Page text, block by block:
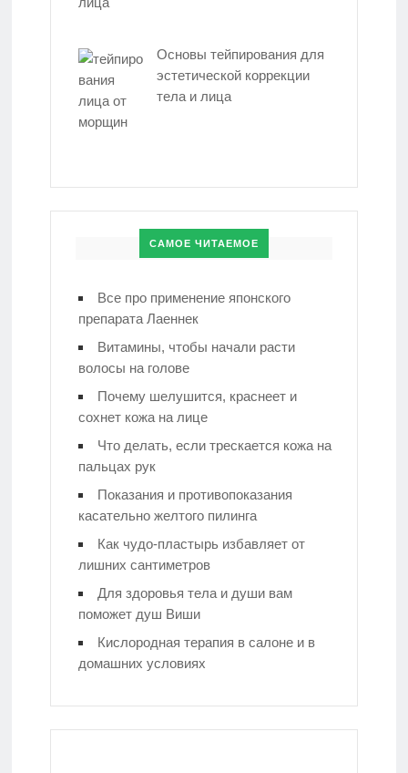
Основы тейпирования для
эстетической коррекции
тела и лица
САМОЕ ЧИТАЕМОЕ
Все про применение японского
препарата Лаеннек
Витамины, чтобы начали расти
волосы на голове
Почему шелушится, краснеет и
сохнет кожа на лице
Что делать, если трескается кожа на
пальцах рук
Показания и противопоказания
касательно желтого пилинга
Как чудо-пластырь избавляет от
лишних сантиметров
Для здоровья тела и души вам
поможет душ Виши
Кислородная терапия в салоне и в
домашних условиях